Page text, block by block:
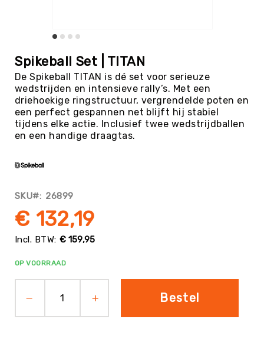
Badminton
Basketbal
Beachvolleybal
Boksen
Boogschieten
Biljart
/
Dans
&
Muziek
Darts
Evenementen
Fitness
naar
het
begin
van
de
afbeeldingen-
gallerij
Spikeball Set | TITAN
De Spikeball TITAN is dé set voor serieuze
wedstrijden en intensieve rally’s. Met een
driehoekige ringstructuur, vergrendelde poten en
een perfect gespannen net blijft hij stabiel
tijdens elke actie. Inclusief twee wedstrijdballen
en een handige draagtas.
SKU 26899
€ 159,95
€ 132,19
OP VOORRAAD
Bestel